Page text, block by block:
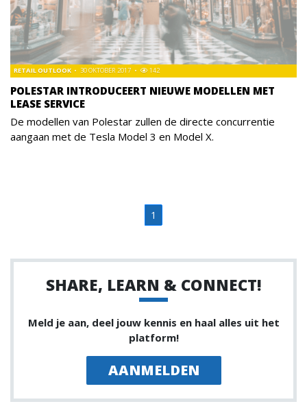
POLESTAR INTRODUCEERT NIEUWE MODELLEN MET
LEASE SERVICE
RETAIL OUTLOOK 30 OKTOBER 2017 142
De modellen van Polestar zullen de directe concurrentie
aangaan met de Tesla Model 3 en Model X.
1
SHARE, LEARN & CONNECT!
Meld je aan, deel jouw kennis en haal alles uit het
platform!
AANMELDEN